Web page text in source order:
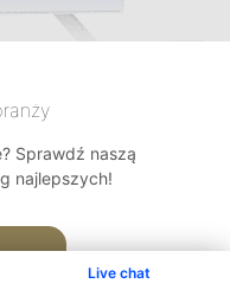
Live chat
Sprawdź naszą
najlepszych!